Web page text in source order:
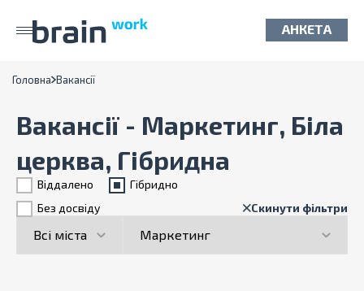
АНКЕТА
Головна Вакансії
Вакансії - Маркетинг, Біла
церква, Гібридна
Віддалено
Гiбридно
Без досвіду
Скинути фільтри